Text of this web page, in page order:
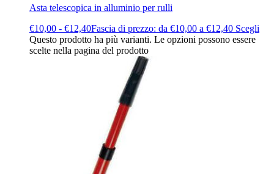
Asta telescopica in alluminio per rulli
€10,00 - €12,40Fascia di prezzo: da €10,00 a €12,40 Scegli
Questo prodotto ha più varianti. Le opzioni possono essere
scelte nella pagina del prodotto